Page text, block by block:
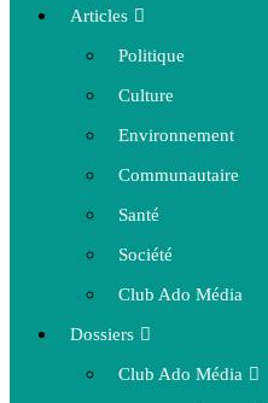
Articles
Politique
Culture
Environnement
Communautaire
Santé
Société
Club Ado Média
Dossiers
Club Ado Média